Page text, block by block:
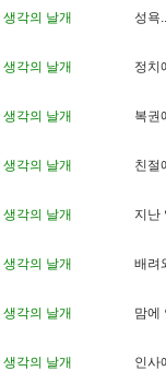
생각의 날개 성욕..
생각의 날개 정치
생각의 날개 복권
생각의 날개 친절
생각의 날개 지 난
생각의 날개 배 려
생각의 날개 맘에
생각의 날개 인사